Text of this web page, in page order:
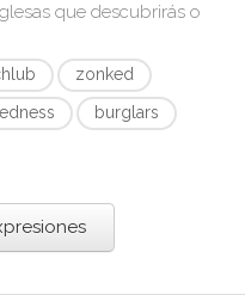
que descubrirás o
zonked
burglars